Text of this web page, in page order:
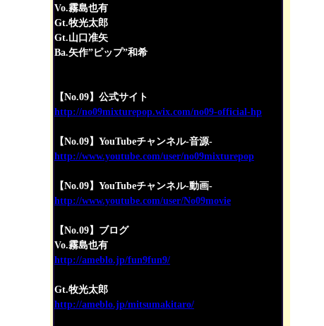
Vo.霧島也有
Gt.牧光太郎
Gt.山口准矢
Ba.矢作”ピップ”和希
【No.09】公式サイト
http://no09mixturepop.wix.com/no09-official-hp
【No.09】YouTubeチャンネル-音源-
http://www.youtube.com/user/no09mixturepop
【No.09】YouTubeチャンネル-動画-
http://www.youtube.com/user/No09movie
【No.09】ブログ
Vo.霧島也有
http://ameblo.jp/fun9fun9/
Gt.牧光太郎
http://ameblo.jp/mitsumakitaro/